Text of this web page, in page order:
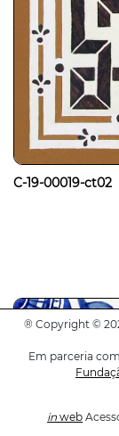
C-19-00019-ct02
® Copyright ©
Em parceria
in web